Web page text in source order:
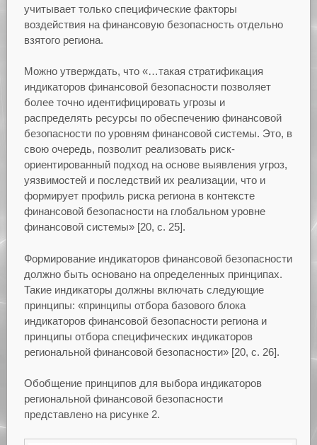
учитывает только специфические факторы
воздействия на финансовую безопасность отдельно
взятого региона.
Можно утверждать, что «…такая стратификация
индикаторов финансовой безопасности позволяет
более точно идентифицировать угрозы и
распределять ресурсы по обеспечению финансовой
безопасности по уровням финансовой системы. Это, в
свою очередь, позволит реализовать риск-
ориентированный подход на основе выявления угроз,
уязвимостей и последствий их реализации, что и
формирует профиль риска региона в контексте
финансовой безопасности на глобальном уровне
финансовой системы» [20, с. 25].
Формирование индикаторов финансовой безопасности
должно быть основано на определенных принципах.
Такие индикаторы должны включать следующие
принципы: «принципы отбора базового блока
индикаторов финансовой безопасности региона и
принципы отбора специфических индикаторов
региональной финансовой безопасности» [20, с. 26].
Обобщение принципов для выбора индикаторов
региональной финансовой безопасности
представлено на рисунке 2.